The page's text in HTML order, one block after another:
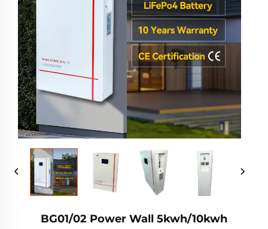
BG01/02 Power Wall 5kwh/10kwh